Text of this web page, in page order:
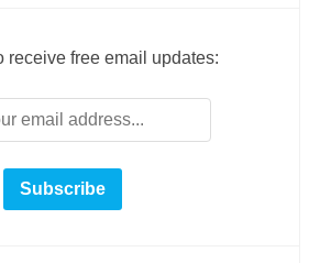
receive free email updates: